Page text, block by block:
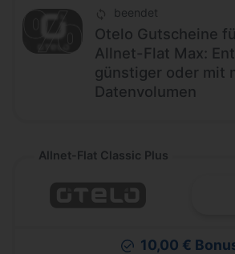
beendet
Otelo Gutscheine
Allnet-Flat Max:
günstiger oder mit
Datenvolumen
Allnet-Flat Classic Plus
10,00 €